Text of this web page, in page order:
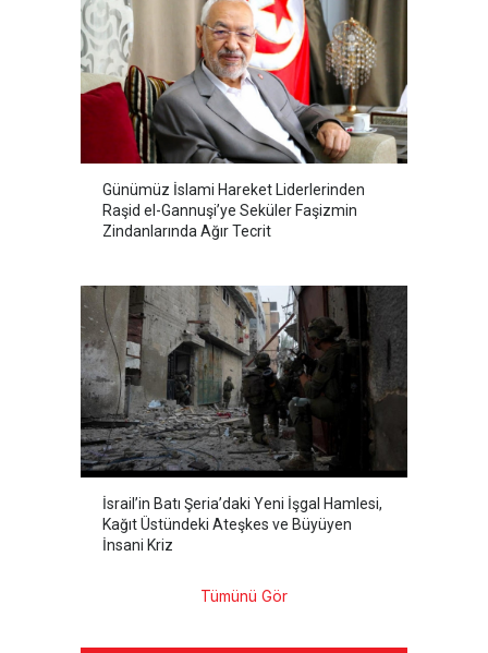
Günümüz İslami Hareket Liderlerinden
Raşid el-Gannuşi’ye Seküler Faşizmin
Zindanlarında Ağır Tecrit
İsrail’in Batı Şeria’daki Yeni İşgal Hamlesi,
Kağıt Üstündeki Ateşkes ve Büyüyen
İnsani Kriz
Tümünü Gör